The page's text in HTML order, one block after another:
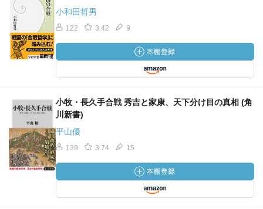
小和田哲男
122 3.42 9
小牧・長久手合戦 秀吉と家康、天下分け目の真相 (角
川新書)
平山優
139 3.74 15